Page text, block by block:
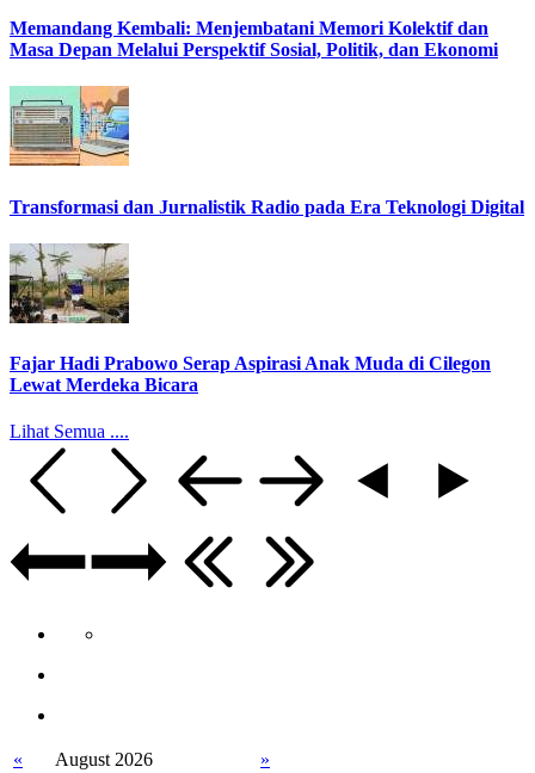
Memandang Kembali: Menjembatani Memori Kolektif dan
Masa Depan Melalui Perspektif Sosial, Politik, dan Ekonomi
Transformasi dan Jurnalistik Radio pada Era Teknologi Digital
Fajar Hadi Prabowo Serap Aspirasi Anak Muda di Cilegon
Lewat Merdeka Bicara
Lihat Semua ....
« August 2026
»